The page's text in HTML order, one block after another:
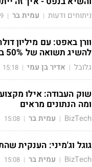
ניתוחים ודעות | עמית בר |
וורן באפט: עם מיליון
להשיג תשואה של 50% בשנה
גלובל | אדיר בן עמי |
15:18
שוק העבודה: אילו
ומה הנתונים מראים
BizTech
| עמית בר |
15:08
גוגל וג'מיני: הענקית
BizTech
| עמית בר |
15:08